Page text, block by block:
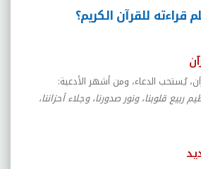
للقرآن الكريم؟
يُستحب الدعاء، ومن أشهر الأدعية:
ربيع قلوبنا، ونور صدورنا، وجلاء أحزاننا،